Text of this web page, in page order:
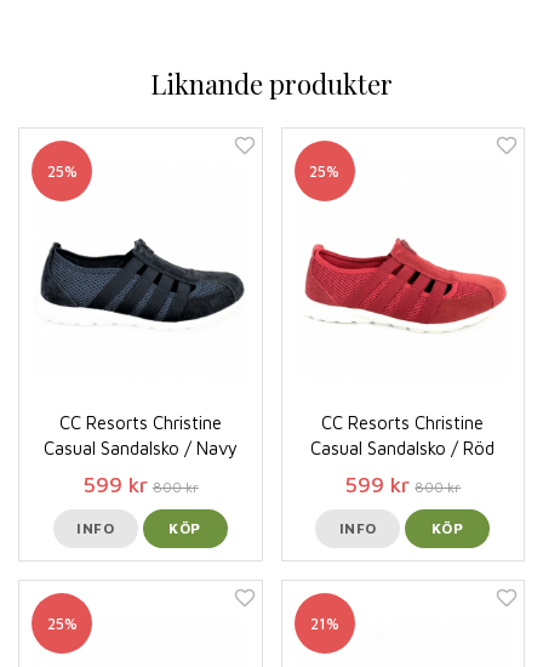
Liknande produkter
25%
CC Resorts Christine
Casual Sandalsko / Navy
599 kr 800 kr
INFO KÖP
25%
CC Resorts Christine
Casual Sandalsko / Röd
599 kr 800 kr
INFO KÖP
25% 21%